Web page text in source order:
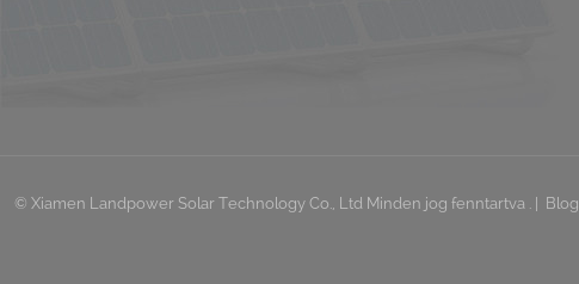
© Xiamen Landpower Solar Technology Co., Ltd Minden jog fenntartva . | Blog